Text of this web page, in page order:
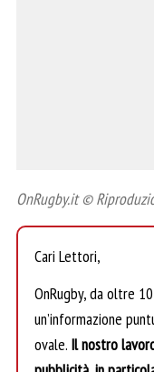
OnRugby.it ©
Cari Lettori,
OnRugby, da oltre
un’informazione
ovale. Il nostro